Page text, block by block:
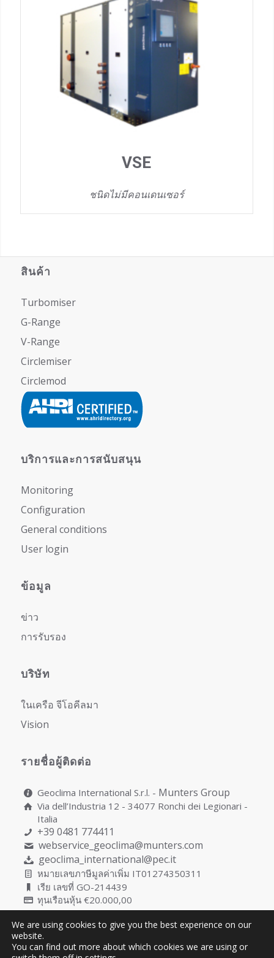
VSE
ชนิดไม่มีคอนเดนเซอร์
สินค้า
Turbomiser
G-Range
V-Range
Circlemiser
Circlemod
บริการและการสนับสนุน
Monitoring
Configuration
General conditions
User login
ข้อมูล
ข่าว
การรับรอง
บริษัท
ในเครือ จีโอคีลมา
Vision
รายชื่อผู้ติดต่อ
Geoclima International S.r.l. - Munters Group
Via dell’Industria 12 - 34077 Ronchi dei Legionari -
Italia
+39 0481 774411
webservice_geoclima@munters.com
geoclima_international@pec.it
หมายเลขภาษีมูลค่าเพิ่ม IT01274350311
เรีย เลขที่ GO-214439
ทุนเรือนหุ้น €20.000,00
Copyright © Geoclima International S.r.l. Unipersonale | P.IVA
We are using cookies to give you the best experience on our
website.
You can find out more about which cookies we are using or